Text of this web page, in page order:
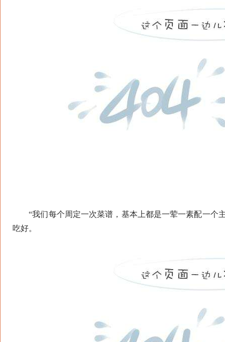
“我们每个周定一次菜谱，基本上都是一荤一素配一个
吃好。